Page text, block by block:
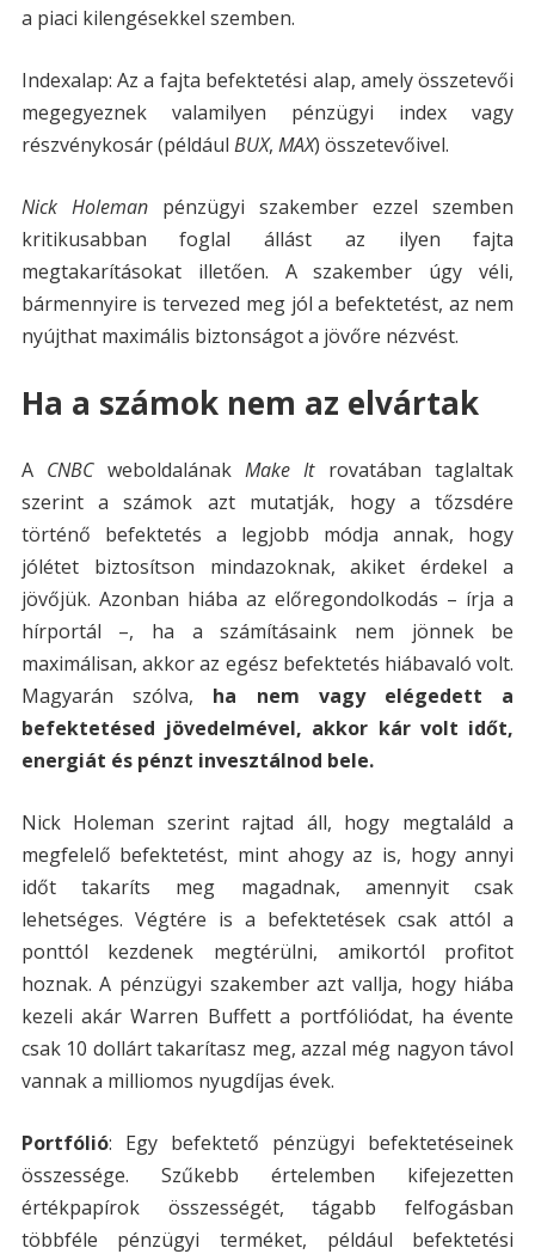
a piaci kilengésekkel szemben.
Indexalap: Az a fajta befektetési alap, amely összetevői
megegyeznek valamilyen pénzügyi index vagy
részvénykosár (például BUX, MAX) összetevőivel.
Nick Holemanpénzügyi szakember ezzel szemben
kritikusabban foglal állást az ilyen fajta
megtakarításokat illetően. A szakember úgy véli,
bármennyire is tervezed meg jól a befektetést, az nem
nyújthat maximális biztonságot a jövőre nézvést.
Ha a számok nem az elvártak
A CNBCweboldalánakMake Itrovatában taglaltak
szerint a számok azt mutatják, hogy a tőzsdére
történő befektetés a legjobb módja annak, hogy
jólétet biztosítson mindazoknak, akiket érdekel a
jövőjük. Azonban hiába az előregondolkodás – írja a
hírportál –, ha a számításaink nem jönnek be
maximálisan, akkor az egész befektetés hiábavaló volt.
Magyarán szólva, ha nem vagy elégedett a
befektetésed jövedelmével, akkor kár volt időt,
energiát és pénzt invesztálnod bele.
Nick Holeman szerint rajtad áll, hogy megtaláld a
megfelelő befektetést, mint ahogy az is, hogy annyi
időt takaríts meg magadnak, amennyit csak
lehetséges. Végtére is a befektetések csak attól a
ponttól kezdenek megtérülni, amikortól profitot
hoznak. A pénzügyi szakember azt vallja, hogy hiába
kezeli akár Warren Buffett a portfóliódat, ha évente
csak 10 dollárt takarítasz meg, azzal még nagyon távol
vannak a milliomos nyugdíjas évek.
Portfólió: Egy befektető pénzügyi befektetéseinek
összessége. Szűkebb értelemben kifejezetten
értékpapírok összességét, tágabb felfogásban
többféle pénzügyi terméket, például befektetési